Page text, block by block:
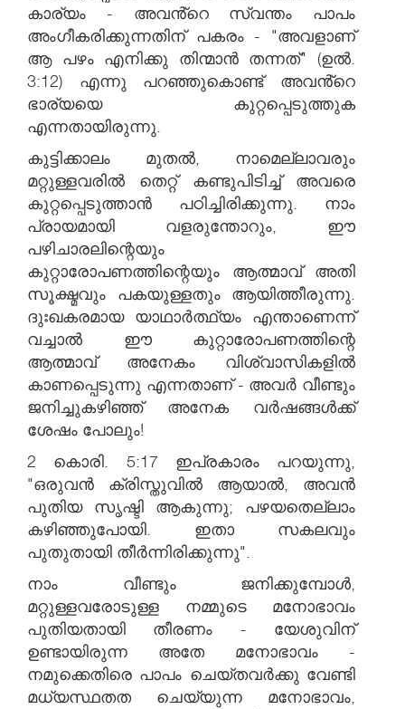
കാര്യം - അവൻ്റെ സ്വന്തം പാപം
അംഗീകരിക്കുന്നതിന് പകരം - "അവളാണ്
ആ പഴം എനിക്കു തിന്മാൻ തന്നത്" (ഉൽ.
3:12) എന്നു പറഞ്ഞുകൊണ്ട് അവൻ്റെ
ഭാര്യയെ കുറ്റപ്പെടുത്തുക
എന്നതായിരുന്നു.
കുട്ടിക്കാലം മുതൽ, നാമെല്ലാവരും
മറ്റുള്ളവരിൽ തെറ്റ് കണ്ടുപിടിച്ച് അവരെ
കുറ്റപ്പെടുത്താൻ പഠിച്ചിരിക്കുന്നു. നാം
പ്രായമായി വളരുന്തോറും, ഈ
പഴിചാരലിന്റെയും
കുറ്റാരോപണത്തിന്റെയും ആത്മാവ് അതി
സൂക്ഷ്മവും പകയുള്ളതും ആയിത്തീരുന്നു.
ദുഃഖകരമായ യാഥാർത്ഥ്യം എന്താണെന്ന്
വച്ചാൽ ഈ കുറ്റാരോപണത്തിന്റെ
ആത്മാവ് അനേകം വിശ്വാസികളിൽ
കാണപ്പെടുന്നു എന്നതാണ് - അവർ വീണ്ടും
ജനിച്ചുകഴിഞ്ഞ് അനേക വർഷങ്ങൾക്ക്
ശേഷം പോലും!
2 കൊരി. 5:17 ഇപ്രകാരം പറയുന്നു,
"ഒരുവൻ ക്രിസ്തുവിൽ ആയാൽ, അവൻ
പുതിയ സൃഷ്ടി ആകുന്നു; പഴയതെല്ലാം
കഴിഞ്ഞുപോയി. ഇതാ സകലവും
പുതുതായി തീർന്നിരിക്കുന്നു".
നാം വീണ്ടും ജനിക്കുമ്പോൾ,
മറ്റുള്ളവരോടുള്ള നമ്മുടെ മനോഭാവം
പുതിയതായി തീരണം - യേശുവിന്
ഉണ്ടായിരുന്ന അതേ മനോഭാവം -
നമുക്കെതിരെ പാപം ചെയ്തവർക്കു വേണ്ടി
മധ്യസ്ഥതത ചെയ്യുന്ന മനോഭാവം,